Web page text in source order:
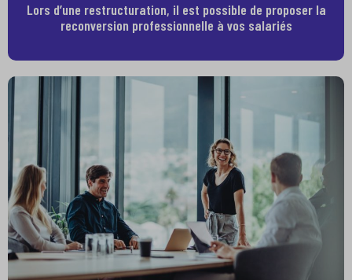
Lors d’une restructuration, il est possible de proposer la
reconversion professionnelle à vos salariés